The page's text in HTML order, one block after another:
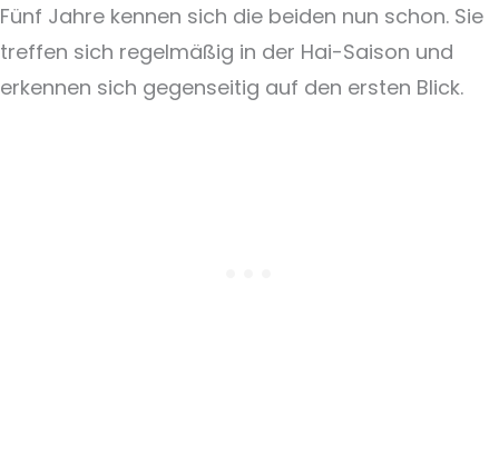
Fünf Jahre kennen sich die beiden nun schon. Sie
treffen sich regelmäßig in der Hai-Saison und
erkennen sich gegenseitig auf den ersten Blick.